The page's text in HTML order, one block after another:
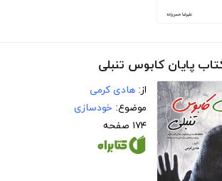
پایان کابوس تنبلی
از: هادی کرمی
موضوع: خودسازی
۱۷۴ صفحه